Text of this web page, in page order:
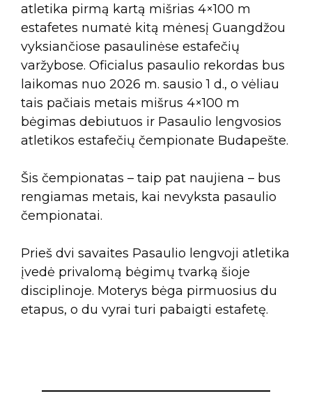
atletika pirmą kartą mišrias 4×100 m
estafetes numatė kitą mėnesį Guangdžou
vyksiančiose pasaulinėse estafečių
varžybose. Oficialus pasaulio rekordas bus
laikomas nuo 2026 m. sausio 1 d., o vėliau
tais pačiais metais mišrus 4×100 m
bėgimas debiutuos ir Pasaulio lengvosios
atletikos estafečių čempionate Budapešte.
Šis čempionatas – taip pat naujiena – bus
rengiamas metais, kai nevyksta pasaulio
čempionatai.
Prieš dvi savaites Pasaulio lengvoji atletika
įvedė privalomą bėgimų tvarką šioje
disciplinoje. Moterys bėga pirmuosius du
etapus, o du vyrai turi pabaigti estafetę.